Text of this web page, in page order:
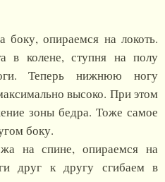
опираемся на локоть.
в колене, ступня на полу
Теперь нижнюю ногу
высоко. При этом
зоны бедра. Тоже самое
боку.
на спине, опираемся на
друг к другу сгибаем в